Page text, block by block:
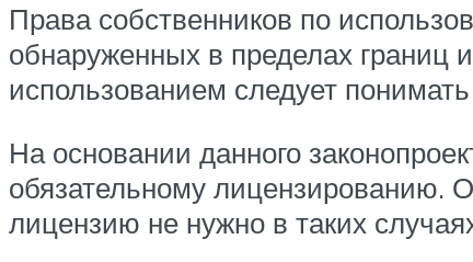
Права собственников по
обнаруженных в пределах
использованием следует
На основании данного
обязательному лицензированию.
лицензию не нужно в таких